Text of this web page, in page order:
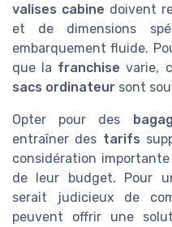
valises cabine doivent
et de dimensions
embarquement fluide.
que la franchise varie,
sacs ordinateur sont
Opter pour des
entraîner des tarifs
considération
de leur budget. Pour
serait judicieux de
peuvent offrir une